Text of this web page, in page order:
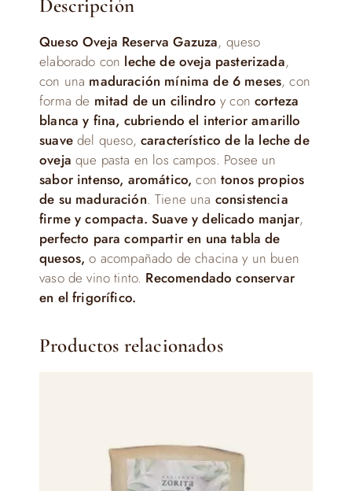
Descripción
Queso Oveja Reserva Gazuza, queso
elaborado con leche de oveja pasterizada,
con una maduración mínima de 6 meses, con
forma de mitad de un cilindro y con corteza
blanca y fina, cubriendo el interior amarillo
suavedel queso, característico de la leche de
oveja que pasta en los campos. Posee un
sabor intenso, aromático, con tonos propios
de su maduración. Tiene una consistencia
firme y compacta. Suave y delicado manjar,
perfecto para compartir en una tabla de
quesos, o acompañado de chacina y un buen
vaso de vino tinto. Recomendado conservar
en el frigorífico.
Productos relacionados